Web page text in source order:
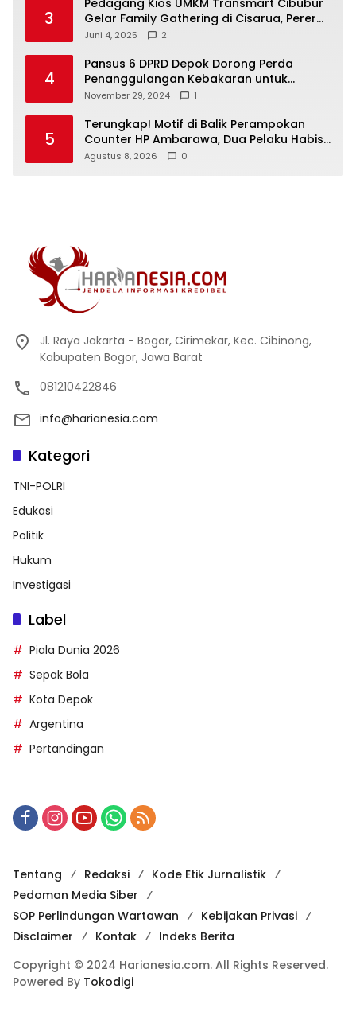
3
Pedagang Kios UMKM Transmart Cibubur
Gelar Family Gathering di Cisarua, Pererat
Silaturahmi dan Kekompakan
Juni 4, 2025 2
4
Pansus 6 DPRD Depok Dorong Perda
Penanggulangan Kebakaran untuk
Keselamatan Warga
November 29, 2024 1
5
Terungkap! Motif di Balik Perampokan
Counter HP Ambarawa, Dua Pelaku Habisi
Pemilik Toko dan Bawa puluhan HP
Agustus 8, 2026 0
Jl. Raya Jakarta - Bogor, Cirimekar, Kec. Cibinong,
Kabupaten Bogor, Jawa Barat
081210422846
info@harianesia.com
Kategori
TNI-POLRI
Edukasi
Politik
Hukum
Investigasi
Label
Piala Dunia 2026
Sepak Bola
Kota Depok
Argentina
Pertandingan
Tentang Redaksi
Kode Etik Jurnalistik
Pedoman Media Siber
SOP Perlindungan Wartawan
Kebijakan Privasi
Disclaimer
Kontak
Indeks Berita
Copyright © 2024 Harianesia.com. All Rights Reserved.
Powered By Tokodigi